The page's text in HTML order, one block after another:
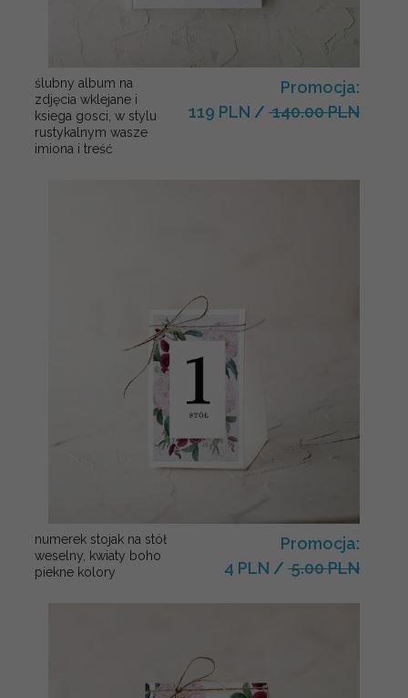
ślubny album na
zdjęcia wklejane i
ksiega gosci, w stylu
rustykalnym wasze
imiona i treść
Promocja:
119 PLN / 140.00 PLN
numerek stojak na stół
weselny, kwiaty boho
piekne kolory
Promocja:
4 PLN / 5.00 PLN